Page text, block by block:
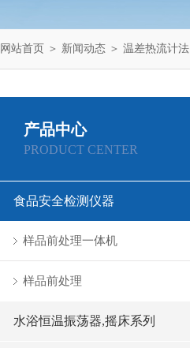
网站首页 ＞ 新闻动态 ＞ 温差热流计法
产品中心
PRODUCT CENTER
食品安全检测仪器
样品前处理一体机
样品前处理
水浴恒温振荡器,摇床系列